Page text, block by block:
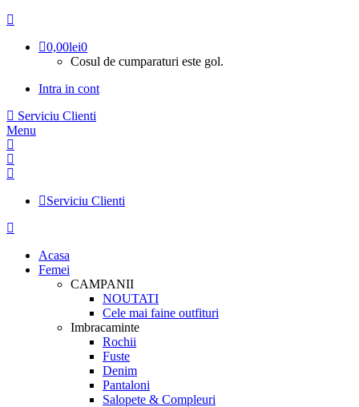
0,00lei0
Cosul de cumparaturi este gol.
Intra in cont
Serviciu Clienti
Menu
Serviciu Clienti
Acasa
Femei
CAMPANII
NOUTATI
Cele mai faine outfituri
Imbracaminte
Rochii
Fuste
Denim
Pantaloni
Salopete & Compleuri